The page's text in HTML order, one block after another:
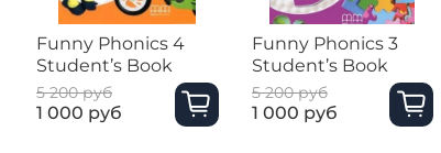
Funny Phonics 4
Student’s Book
5 200 руб
1 000 руб
Funny Phonics 3
Student’s Book
5 200 руб
1 000 руб